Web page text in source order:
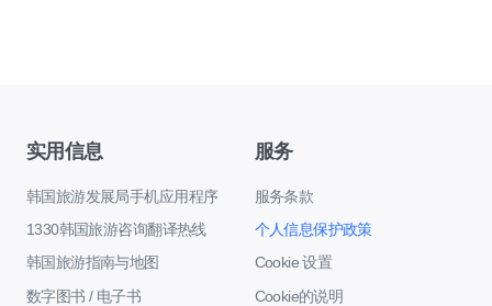
实用信息
韩国旅游发展局手机应用程序
1330韩国旅游咨询翻译热线
韩国旅游指南与地图
数字图书 / 电子书
服务
服务条款
个人信息保护政策
Cookie 设置
Cookie的说明